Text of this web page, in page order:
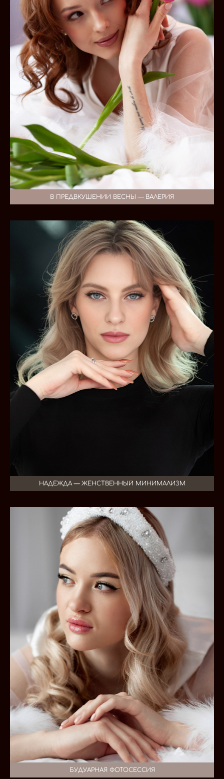
В ПРЕДВКУШЕНИИ ВЕСНЫ — ВАЛЕРИЯ
НАДЕЖДА — ЖЕНСТВЕННЫЙ МИНИМАЛИЗМ
БУДУАРНАЯ ФОТОСЕССИЯ